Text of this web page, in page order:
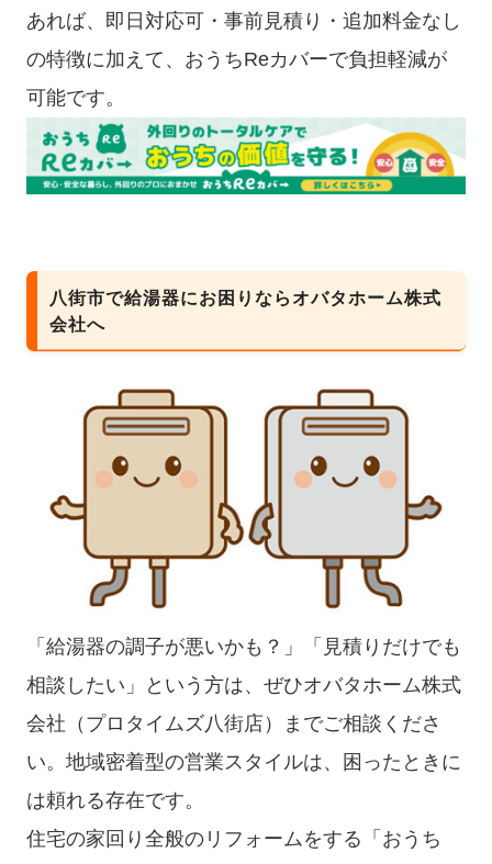
あれば、即日対応可・事前見積り・追加料金なし
の特徴に加えて、おうちReカバーで負担軽減が
可能です。
八街市で給湯器にお困りならオバタホーム株式
会社へ
「給湯器の調子が悪いかも？」「見積りだけでも
相談したい」という方は、ぜひオバタホーム株式
会社（プロタイムズ八街店）までご相談くださ
い。地域密着型の営業スタイルは、困ったときに
は頼れる存在です。
住宅の家回り全般のリフォームをする「おうち